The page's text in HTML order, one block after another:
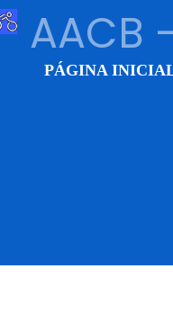
AACB
PÁGINA